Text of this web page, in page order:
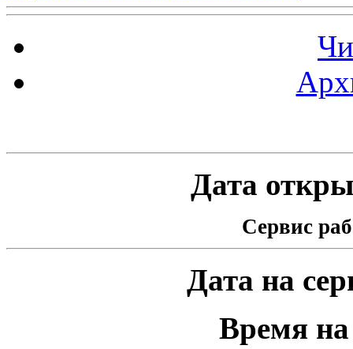
Дата
Сервис
Дата на
Время на